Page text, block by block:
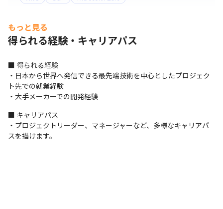
iOS
Android Studio
もっと見る
得られる経験・キャリアパス
■ 得られる経験
・日本から世界へ発信できる最先端技術を中心としたプロジェク
ト先での就業経験
・大手メーカーでの開発経験
■ キャリアパス
・プロジェクトリーダー、マネージャーなど、多様なキャリアパ
スを描けます。